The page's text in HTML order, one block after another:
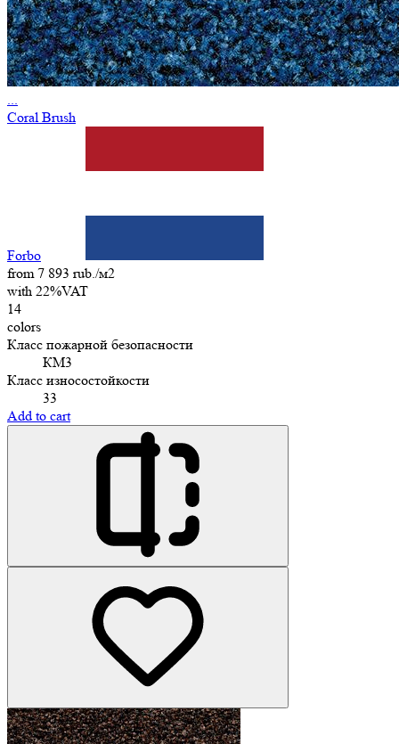
...
Coral Brush
Forbo
from 7 893 rub./м2
with 22%VAT
14
colors
Класс пожарной безопасности
КМ3
Класс износостойкости
33
Add to cart